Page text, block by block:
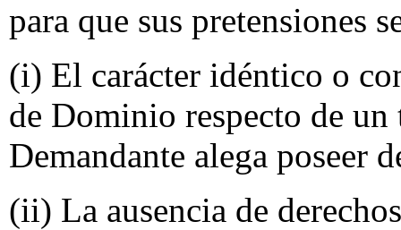
para que sus pretensiones
(i) El carácter idéntico o
de Dominio respecto de
Demandante alega poseer
(ii) La ausencia de